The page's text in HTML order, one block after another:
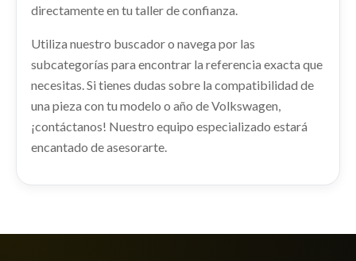
AIRBAG DELANTERO IZQUIERDO
AIRBAG DELANTERO IZQUIERDO usado.
VOLKSWAGEN TOUAREG (7P5) V6 TDI
Ref: 2271143
RADIADOR AGUA
RADIADOR AGUA usado.
VOLKSWAGEN TOUAREG (7P5) V6 TDI
BLUEMOTION
VOLKSWAGEN TOUAREG (7P5) V6 TDI
directamente en tu taller de confianza.
Utiliza nuestro buscador o navega por las
subcategorías para encontrar la referencia exacta que
necesitas. Si tienes dudas sobre la compatibilidad de
una pieza con tu modelo o año de Volkswagen,
¡contáctanos! Nuestro equipo especializado estará
encantado de asesorarte.